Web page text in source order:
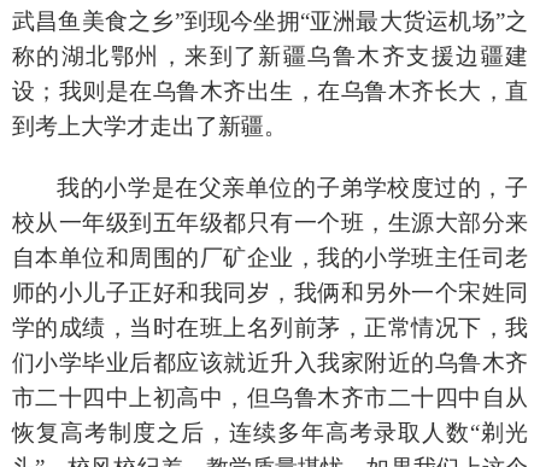
武昌鱼美食之乡”到现今坐拥“亚洲最大货运机场”之
称的湖北鄂州，来到了新疆乌鲁木齐支援边疆建
设；我则是在乌鲁木齐出生，在乌鲁木齐长大，直
到考上大学才走出了新疆。
我的小学是在父亲单位的子弟学校度过的，子
校从一年级到五年级都只有一个班，生源大部分来
自本单位和周围的厂矿企业，我的小学班主任司老
师的小儿子正好和我同岁，我俩和另外一个宋姓同
学的成绩，当时在班上名列前茅，正常情况下，我
们小学毕业后都应该就近升入我家附近的乌鲁木齐
市二十四中上初高中，但乌鲁木齐市二十四中自从
恢复高考制度之后，连续多年高考录取人数“剃光